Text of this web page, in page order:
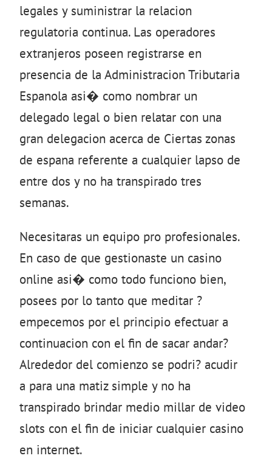
legales y suministrar la relacion
regulatoria continua. Las operadores
extranjeros poseen registrarse en
presencia de la Administracion Tributaria
Espanola asi� como nombrar un
delegado legal o bien relatar con una
gran delegacion acerca de Ciertas zonas
de espana referente a cualquier lapso de
entre dos y no ha transpirado tres
semanas.
Necesitaras un equipo pro profesionales.
En caso de que gestionaste un casino
online asi� como todo funciono bien,
posees por lo tanto que meditar ?
empecemos por el principio efectuar a
continuacion con el fin de sacar andar?
Alrededor del comienzo se podri? acudir
a para una matiz simple y no ha
transpirado brindar medio millar de video
slots con el fin de iniciar cualquier casino
en internet.